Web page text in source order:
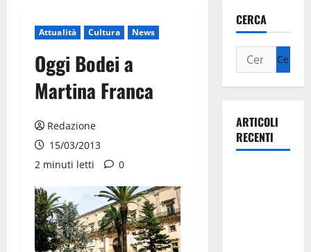
Attualità Cultura News
Oggi Bodei a
Martina Franca
Redazione
15/03/2013
2 minuti letti
0
CERCA
ARTICOLI
RECENTI